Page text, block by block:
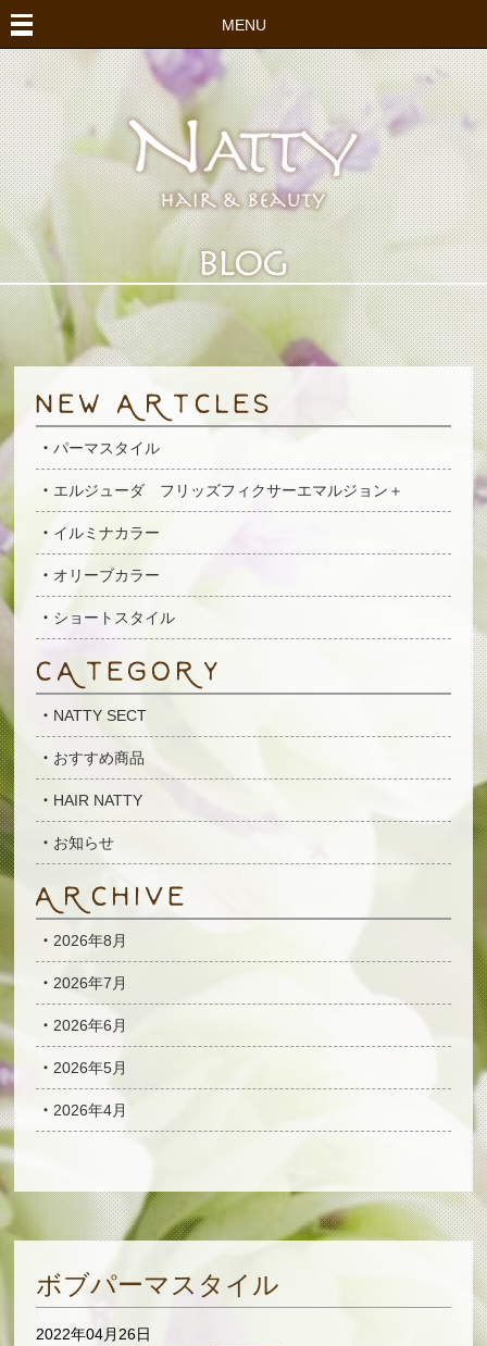
MENU
パーマスタイル
エルジューダ フリッズフィクサーエマルジョン＋
イルミナカラー
オリーブカラー
ショートスタイル
NATTY SECT
おすすめ商品
HAIR NATTY
お知らせ
2026年8月
2026年7月
2026年6月
2026年5月
2026年4月
ボブパーマスタイル
2022年04月26日